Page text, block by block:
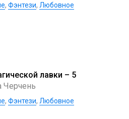
, Фэнтези, Любовное
лавки – 5
Черчень
, Фэнтези, Любовное